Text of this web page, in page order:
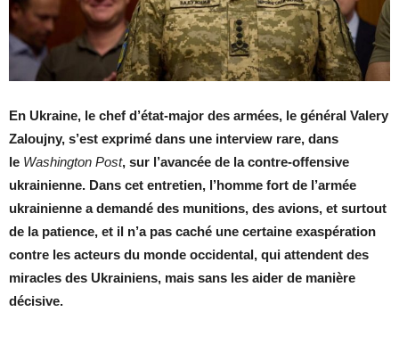
En Ukraine, le chef d’état-major des armées, le général Valery
Zaloujny, s’est exprimé dans une interview rare, dans
le Washington Post, sur l’avancée de la contre-offensive
ukrainienne. Dans cet entretien, l’homme fort de l’armée
ukrainienne a demandé des munitions, des avions, et surtout
de la patience, et il n’a pas caché une certaine exaspération
contre les acteurs du monde occidental, qui attendent des
miracles des Ukrainiens, mais sans les aider de manière
décisive.